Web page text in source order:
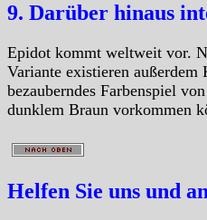
9. Darüber hinaus
Epidot kommt weltweit vor.
Variante existieren
bezauberndes Farbenspiel
dunklem Braun vorkommen
Helfen Sie uns und